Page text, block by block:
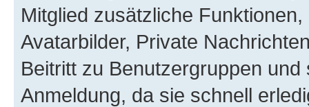
Mitglied zusätzliche
Avatarbilder, Private
Beitritt zu Benutzergruppen
Anmeldung, da sie schnell